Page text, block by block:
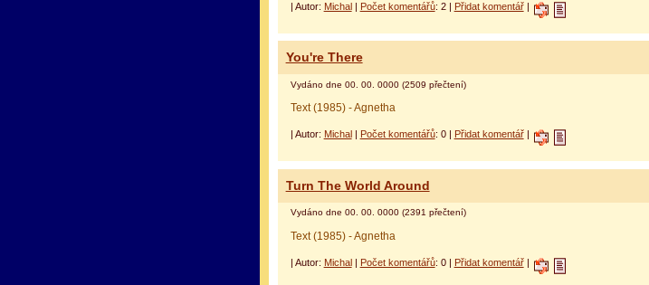
| Autor: Michal| Počet komentářů: 2 | Přidat komentář|
You're There
Vydáno dne 00. 00. 0000 (2509 přečtení)
Text (1985) - Agnetha
| Autor: Michal Počet komentářů: 0 | Přidat komentář|
Turn The World Around
Vydáno dne 00. 00. 0000 (2391 přečtení)
Text (1985) - Agnetha
| Autor: Michal| Počet komentářů: 0 | Přidat komentář|